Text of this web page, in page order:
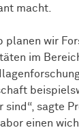
macht.
planen wir
im
sind“, sagte
einen